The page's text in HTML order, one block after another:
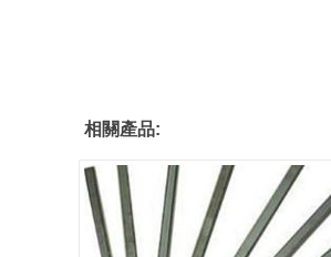
相關產品: